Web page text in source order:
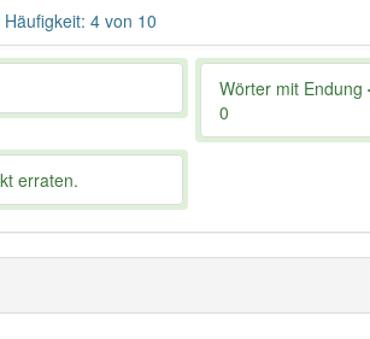
Häufigkeit: 4 von 10
Wörter mit Endung
0
erraten.